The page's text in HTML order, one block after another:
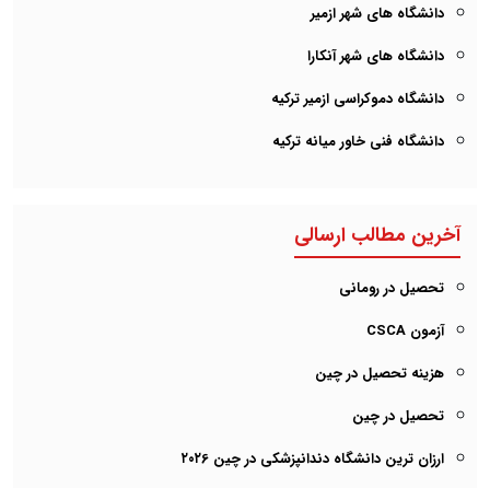
دانشگاه های شهر ازمیر
دانشگاه های شهر آنکارا
دانشگاه دموکراسی ازمیر ترکیه
دانشگاه فنی خاور میانه ترکیه
آخرین مطالب ارسالی
تحصیل در رومانی
آزمون CSCA
هزینه تحصیل در چین
تحصیل در چین
ارزان ترین دانشگاه دندانپزشکی در چین ۲۰۲6